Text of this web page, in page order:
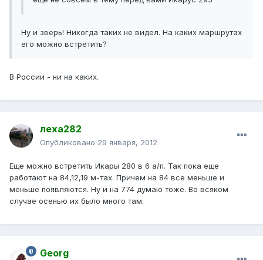
Ну и зверь! Никогда таких не видел. На каких маршрутах
его можно встретить?
В России - ни на каких.
леха282
Опубликовано 29 января, 2012
Еще можно встретить Икары 280 в 6 а/п. Так пока еще
работают на 84,12,19 м-тах. Причем на 84 все меньше и
меньше появляются. Ну и на 774 думаю тоже. Во всяком
случае осенью их было много там.
Georg